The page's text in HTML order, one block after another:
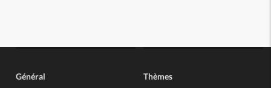
Général Thèmes